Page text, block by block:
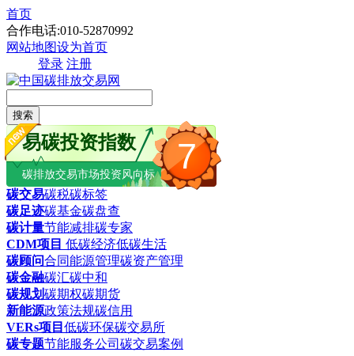
首页
合作电话:010-52870992
网站地图设为首页
登录 注册
搜索
7
易碳投资指数
碳排放交易市场投资风向标
碳交易碳税碳标签
碳足迹碳基金碳盘查
碳计量节能减排碳专家
CDM项目 低碳经济低碳生活
碳顾问合同能源管理碳资产管理
碳金融碳汇碳中和
碳规划碳期权碳期货
新能源政策法规碳信用
VERs项目 低碳环保碳交易所
碳专题节能服务公司 碳交易案例